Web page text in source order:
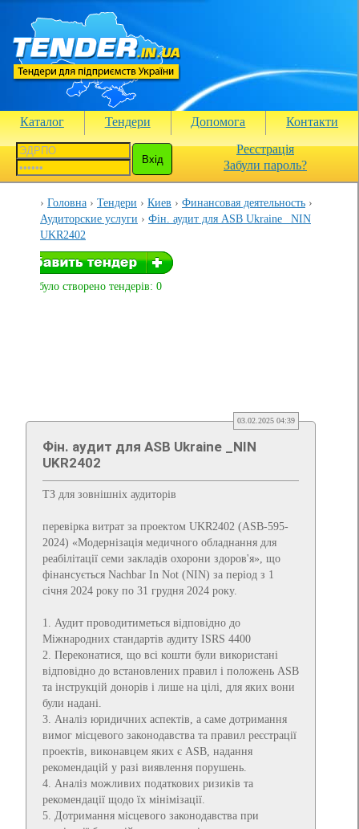
Каталог Тендери Допомога
Контакти
Реєстрація
Забули пароль?
Головна Тендери Киев
Финансовая деятельность
Аудиторские услуги
Фін. аудит для ASB Ukraine _NIN
UKR2402
Вами було створено тендерів: 0
03.02.2025 04:39
Фін. аудит для ASB Ukraine _NIN
UKR2402
ТЗ для зовнішніх аудиторів
перевірка витрат за проектом UKR2402 (ASB-595-
2024) «Модернізація медичного обладнання для
реабілітації семи закладів охорони здоров'я», що
фінансується Nachbar In Not (NIN) за період з 1
січня 2024 року по 31 грудня 2024 року.
1. Аудит проводитиметься відповідно до
Міжнародних стандартів аудиту ISRS 4400
2. Переконатися, що всі кошти були використані
відповідно до встановлених правил і положень ASB
та інструкцій донорів і лише на цілі, для яких вони
були надані.
3. Аналіз юридичних аспектів, а саме дотримання
вимог місцевого законодавства та правил реєстрації
проектів, виконавцем яких є ASB, надання
рекомендацій у разі виявлення порушень.
4. Аналіз можливих податкових ризиків та
рекомендації щодо їх мінімізації.
5. Дотримання місцевого законодавства при